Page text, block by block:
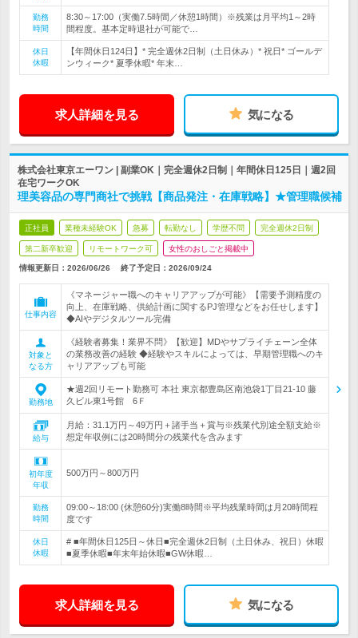
勤務
時間
8:30～17:00（実働7.5時間／休憩1時間）※残業は月平均1～2時
間程度。基本定時退社が可能で…
休日
休暇
【年間休日124日】* 完全週休2日制（土日休み）* 祝日* ゴールデ
ンウィーク* 夏季休暇* 年末…
求人詳細を見る 気になる
株式会社東京エーワン | 副業OK｜完全週休2日制｜年間休日125日｜週2回
在宅ワークOK
理美容品の専門商社で挑戦【商品発注・在庫戦略】★管理職候補
正社員 業種未経験OK 急募 転勤なし 学歴不問 完全週休2日制
第二新卒歓迎 リモートワーク可 女性のおしごと掲載中
情報更新日：2026/06/26 終了予定日： 2026/09/24
仕事内容
《マネージャー職へのキャリアアップが可能》【需要予測精度の
向上、在庫戦略、供給計画に関するPJ管理などをお任せします】
◆AIやデジタルツール完備
対象と
なる方
《経験者募集！業界不問》【歓迎】MDやサプライチェーン全体
の業務改善の経験 ◆経験やスキルによっては、早期管理職へのキ
ャリアアップも可能
勤務地
★週2回リモート勤務可 本社 東京都豊島区南池袋1丁目21-10 藤
久ビル東1号館 6Ｆ
給与
月給：31.1万円～49万円＋諸手当＋賞与※残業代別途全額支給※
想定年収例には20時間分の残業代を含みます
初年度
年収
500万円～800万円
勤務
時間
09:00～18:00 (休憩60分)実働8時間※平均残業時間は月20時間程
度です
休日
休暇
# ■年間休日125日～休日■完全週休2日制（土日休み、祝日）休暇
■夏季休暇■年末年始休暇■GW休暇…
求人詳細を見る 気になる